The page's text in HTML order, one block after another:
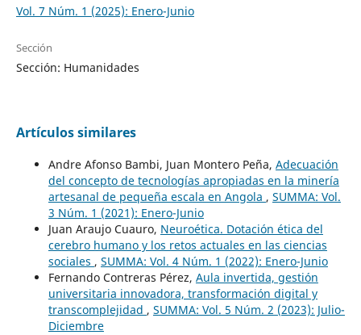
Vol. 7 Núm. 1 (2025): Enero-Junio
Sección
Sección: Humanidades
Artículos similares
Andre Afonso Bambi, Juan Montero Peña, Adecuación
del concepto de tecnologías apropiadas en la minería
artesanal de pequeña escala en Angola , SUMMA: Vol.
3 Núm. 1 (2021): Enero-Junio
Juan Araujo Cuauro, Neuroética. Dotación ética del
cerebro humano y los retos actuales en las ciencias
sociales , SUMMA: Vol. 4 Núm. 1 (2022): Enero-Junio
Fernando Contreras Pérez, Aula invertida, gestión
universitaria innovadora, transformación digital y
transcomplejidad , SUMMA: Vol. 5 Núm. 2 (2023): Julio-
Diciembre